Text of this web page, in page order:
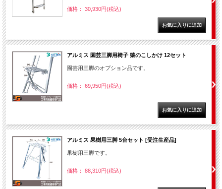
価格： 30,930円(税込)
アルミス 園芸三脚用椅子 猿のこしかけ 12セット
園芸用三脚のオプション品です。
価格： 69,950円(税込)
アルミス 果樹用三脚 5台セット [受注生産品]
果樹用三脚です。
価格： 88,310円(税込)